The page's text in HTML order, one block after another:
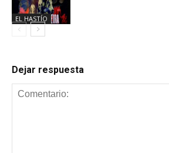
EL HASTÍO
Dejar respuesta